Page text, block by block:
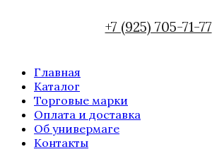
+7 (925) 705-71-77
Главная
Каталог
Торговые марки
Оплата и доставка
Об универмаге
Контакты